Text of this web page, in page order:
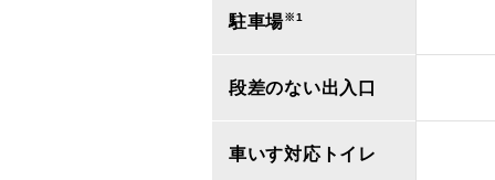
駐車場※1
段差のない出入口
車いす対応トイレ